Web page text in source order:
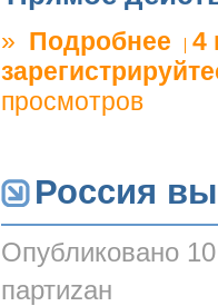
» Подробнее о 4
просмотров
Россия
Опубликовано
партиzан